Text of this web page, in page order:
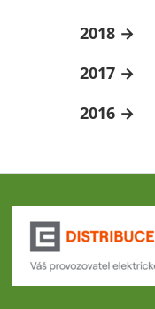
2018
2017
2016